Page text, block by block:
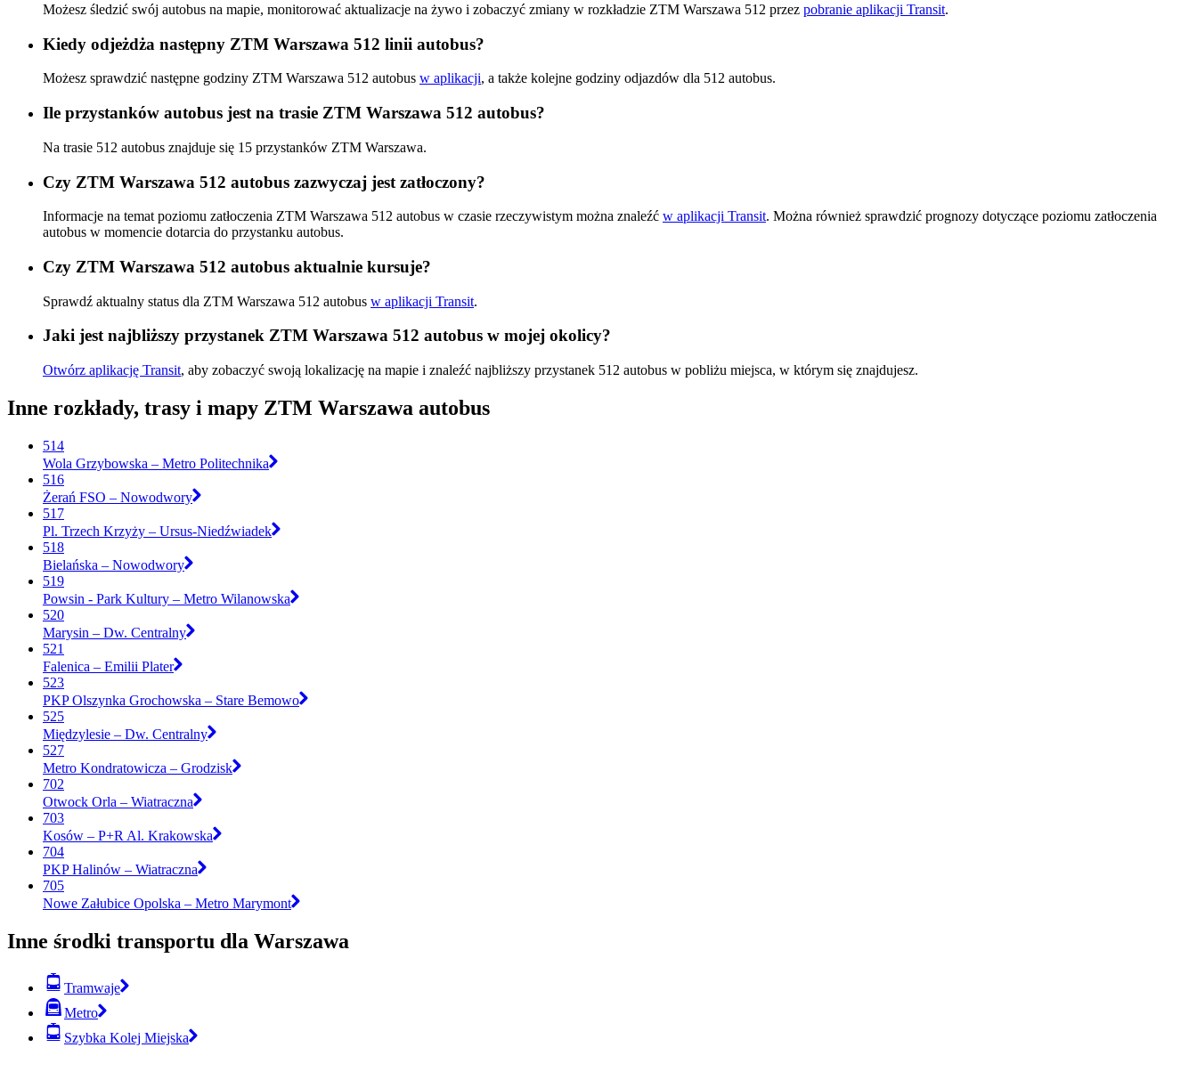
Możesz śledzić swój autobus na mapie, monitorować aktualizacje na żywo i zobaczyć zmiany w rozkładzie ZTM Warszawa 512 przez pobranie aplikacji Transit.
Kiedy odjeżdża następny ZTM Warszawa 512 linii autobus?
Możesz sprawdzić następne godziny ZTM Warszawa 512 autobus w aplikacji, a także kolejne godziny odjazdów dla 512 autobus.
Ile przystanków autobus jest na trasie ZTM Warszawa 512 autobus?
Na trasie 512 autobus znajduje się 15 przystanków ZTM Warszawa.
Czy ZTM Warszawa 512 autobus zazwyczaj jest zatłoczony?
Informacje na temat poziomu zatłoczenia ZTM Warszawa 512 autobus w czasie rzeczywistym można znaleźć w aplikacji Transit. Można również sprawdzić prognozy dotyczące poziomu zatłoczenia
autobus w momencie dotarcia do przystanku autobus.
Czy ZTM Warszawa 512 autobus aktualnie kursuje?
Sprawdź aktualny status dla ZTM Warszawa 512 autobus w aplikacji Transit.
Jaki jest najbliższy przystanek ZTM Warszawa 512 autobus w mojej okolicy?
Otwórz aplikację Transit, aby zobaczyć swoją lokalizację na mapie i znaleźć najbliższy przystanek 512 autobus w pobliżu miejsca, w którym się znajdujesz.
Inne rozkłady, trasy i mapy ZTM Warszawa autobus
514
Wola Grzybowska – Metro Politechnika
516
Żerań FSO – Nowodwory
517
Pl. Trzech Krzyży – Ursus-Niedźwiadek
518
Bielańska – Nowodwory
519
Powsin - Park Kultury – Metro Wilanowska
520
Marysin – Dw. Centralny
521
Falenica – Emilii Plater
523
PKP Olszynka Grochowska – Stare Bemowo
525
Międzylesie – Dw. Centralny
527
Metro Kondratowicza – Grodzisk
702
Otwock Orla – Wiatraczna
703
Kosów – P+R Al. Krakowska
704
PKP Halinów – Wiatraczna
705
Nowe Załubice Opolska – Metro Marymont
Inne środki transportu dla Warszawa
Tramwaje
Metro
Szybka Kolej Miejska